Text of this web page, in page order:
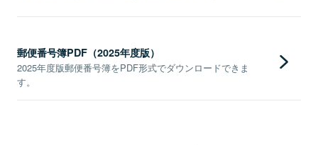
郵便番号簿PDF（2025年度版）
2025年度版郵便番号簿をPDF形式でダウンロードできま
す。